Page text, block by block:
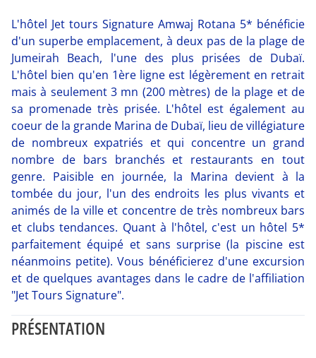
L'hôtel Jet tours Signature Amwaj Rotana 5* bénéficie
d'un superbe emplacement, à deux pas de la plage de
Jumeirah Beach, l'une des plus prisées de Dubaï.
L'hôtel bien qu'en 1ère ligne est légèrement en retrait
mais à seulement 3 mn (200 mètres) de la plage et de
sa promenade très prisée. L'hôtel est également au
coeur de la grande Marina de Dubaï, lieu de villégiature
de nombreux expatriés et qui concentre un grand
nombre de bars branchés et restaurants en tout
genre. Paisible en journée, la Marina devient à la
tombée du jour, l'un des endroits les plus vivants et
animés de la ville et concentre de très nombreux bars
et clubs tendances. Quant à l'hôtel, c'est un hôtel 5*
parfaitement équipé et sans surprise (la piscine est
néanmoins petite). Vous bénéficierez d'une excursion
et de quelques avantages dans le cadre de l'affiliation
"Jet Tours Signature".
PRÉSENTATION